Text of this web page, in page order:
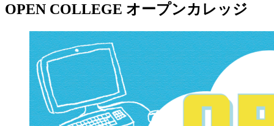
OPEN COLLEGE オープンカレッジ